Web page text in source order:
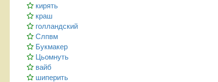
кирять
краш
голландский
Слпвм
Букмакер
Цьомнуть
вайб
шиперить